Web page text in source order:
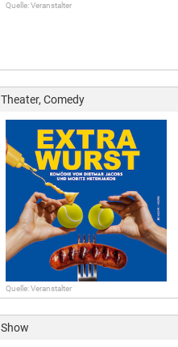
Quelle: Veranstalter
Theater, Comedy
Quelle: Veranstalter
Show